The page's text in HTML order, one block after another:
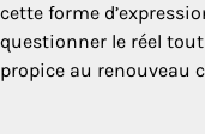
cette forme
questionner le réel
propice au renouveau